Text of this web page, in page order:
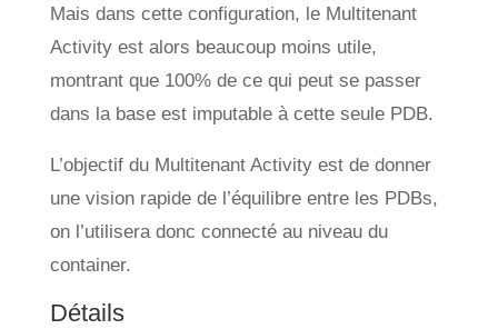
Mais dans cette configuration, le Multitenant
Activity est alors beaucoup moins utile,
montrant que 100% de ce qui peut se passer
dans la base est imputable à cette seule PDB.
L’objectif du Multitenant Activity est de donner
une vision rapide de l’équilibre entre les PDBs,
on l’utilisera donc connecté au niveau du
container.
Détails